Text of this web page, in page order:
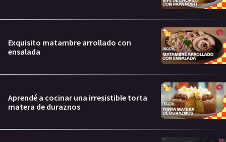
Exquisito matambre arrollado con
ensalada
Aprendé a cocinar una irresistible torta
matera de duraznos